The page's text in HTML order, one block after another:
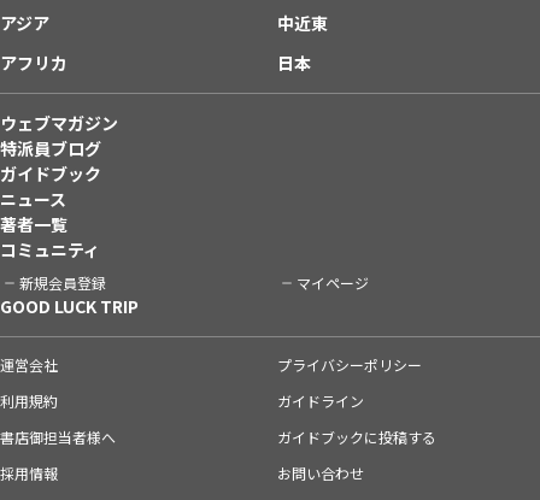
アジア
中近東
アフリカ
日本
ウェブマガジン
特派員ブログ
ガイドブック
ニュース
著者一覧
コミュニティ
新規会員登録 マイページ
GOOD LUCK TRIP
運営会社
プライバシーポリシー
利用規約
ガイドライン
書店御担当者様へ
ガイドブックに投稿する
採用情報
お問い合わせ